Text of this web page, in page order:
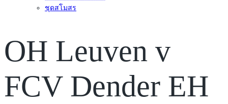
ชุดสโมสร
OH Leuven v
FCV Dender EH